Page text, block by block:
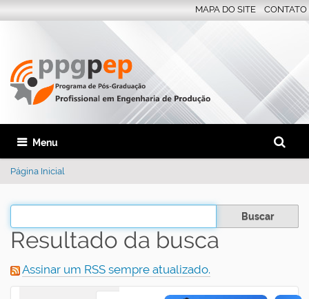
Busca
Busca
MAPA DO SITE CONTATO
Toggle navigation
Página Inicial
Filtrar os resultados
Resultado da busca
Assinar um RSS sempre atualizado.